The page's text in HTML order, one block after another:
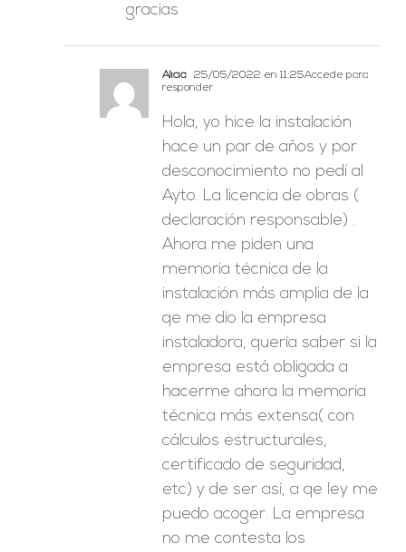
gracias
Alicia 25/05/2022 en 11:25Accede para
responder
Hola, yo hice la instalación
hace un par de años y por
desconocimiento no pedí al
Ayto. La licencia de obras (
declaración responsable) .
Ahora me piden una
memoria técnica de la
instalación más amplia de la
qe me dio la empresa
instaladora, quería saber si la
empresa está obligada a
hacerme ahora la memoria
técnica más extensa( con
cálculos estructurales,
certificado de seguridad,
etc) y de ser así, a qe ley me
puedo acoger. La empresa
no me contesta los